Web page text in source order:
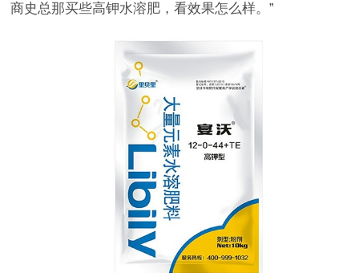
商史总那买些高钾水溶肥，看效果怎么样。”